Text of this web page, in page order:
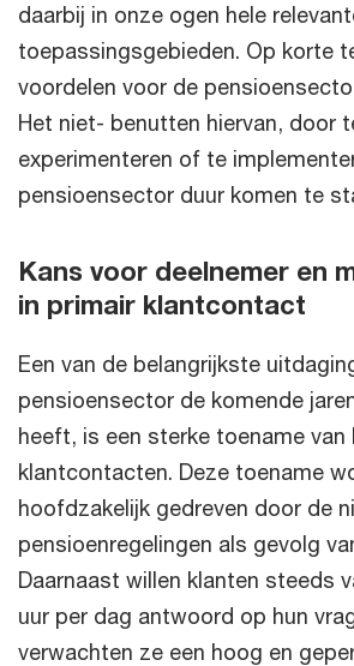
daarbij in onze ogen hele
toepassingsgebieden. Op korte
voordelen voor de
Het niet- benutten hiervan, door
experimenteren of te
pensioensector duur komen te
Kans voor deelnemer en
in primair klantcontact
Een van de belangrijkste
pensioensector de komende
heeft, is een sterke toename van
klantcontacten. Deze toename
hoofdzakelijk gedreven door de
pensioenregelingen als gevolg
Daarnaast willen klanten steeds
uur per dag antwoord op hun
verwachten ze een hoog en